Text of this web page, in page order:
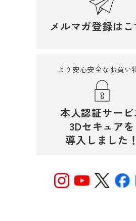
メルマガ登録はこ
より安心安全なお買い
本人認証サービ
3Dセキュアを
導入しました！